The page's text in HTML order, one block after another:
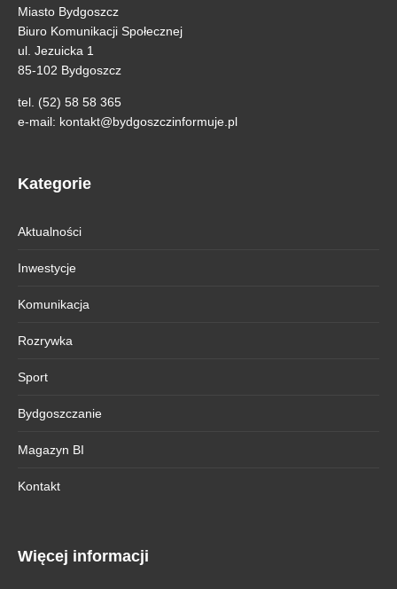
Miasto Bydgoszcz
Biuro Komunikacji Społecznej
ul. Jezuicka 1
85-102 Bydgoszcz
tel. (52) 58 58 365
e-mail: kontakt@bydgoszczinformuje.pl
Kategorie
Aktualności
Inwestycje
Komunikacja
Rozrywka
Sport
Bydgoszczanie
Magazyn BI
Kontakt
Więcej informacji